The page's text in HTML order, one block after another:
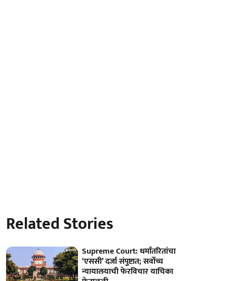
Related Stories
Supreme Court: धर्मांतरितांचा
‘एससी’ दर्जा संपुष्टात; सर्वोच्च
न्यायालयाची फेरविचार याचिका